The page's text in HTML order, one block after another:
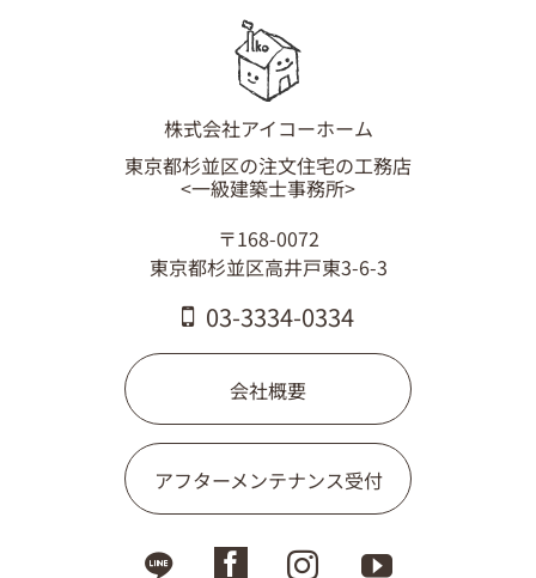
03-3334-0334
株式会社アイコーホーム
東京都杉並区の注文住宅の工務店
<一級建築士事務所>
〒168-0072
東京都杉並区高井戸東3-6-3
03-3334-0334
会社概要
アフターメンテナンス受付